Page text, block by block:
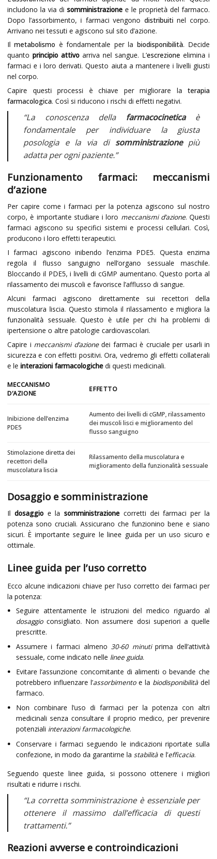
includono la via di somministrazione e le proprietà del farmaco.
Dopo l’assorbimento, i farmaci vengono distribuitinel corpo.
Arrivano nei tessuti e agiscono sul sito d’azione.
Ilmetabolismo è fondamentale per la biodisponibilità. Decide
quanto principio attivo arriva nel sangue. L’escrezione elimina i
farmaci e i loro derivati. Questo aiuta a mantenere i livelli giusti
nel corpo.
Capire questi processi è chiave per migliorare la terapia
farmacologica. Così si riducono i rischi di effetti negativi.
“La conoscenza della farmacocineticaè
fondamentale per individuare la giusta
posologia e la via di somministrazionepiù
adatta per ogni paziente.”
Funzionamento farmaci: meccanismi
d’azione
Per capire come i farmaci per la potenza agiscono sul nostro
corpo, è importante studiare i loro meccanismi d’azione. Questi
farmaci agiscono su specifici sistemi e processi cellulari. Così,
producono i loro effetti terapeutici.
I farmaci agiscono inibendo l’enzima PDE5. Questa enzima
regola il flusso sanguigno nell’organo sessuale maschile.
Bloccando il PDE5, i livelli di cGMP aumentano. Questo porta al
rilassamento dei muscoli e favorisce l’afflusso di sangue.
Alcuni farmaci agiscono direttamente sui recettori della
muscolatura liscia. Questo stimola il rilassamento e migliora la
funzionalità sessuale. Questo è utile per chi ha problemi di
ipertensione o altre patologie cardiovascolari.
Capire i meccanismi d’azionedei farmaci è cruciale per usarli in
sicurezza e con effetti positivi. Ora, vedremo gli effetti collaterali
e le interazioni farmacologiche di questi medicinali.
MECCANISMO
D’AZIONE
EFFETTO
Inibizione dell’enzima
PDE5
Aumento dei livelli di cGMP, rilassamento
dei muscoli lisci e miglioramento del
flusso sanguigno
Stimolazione diretta dei
recettori della
muscolatura liscia
Rilassamento della muscolatura e
miglioramento della funzionalità sessuale
Dosaggio e somministrazione
Il dosaggioe lasomministrazione corretti dei farmaci per la
potenza sono cruciali. Assicurano che funzionino bene e siano
sicuri. È importante seguire le linee guida per un uso sicuro e
ottimale.
Linee guida per l’uso corretto
Ecco alcune indicazioni chiave per l’uso corretto dei farmaci per
la potenza:
Seguire attentamente le istruzioni del medico riguardo al
dosaggioconsigliato. Non assumere dosi superiori a quelle
prescritte.
Assumere i farmaci almeno 30-60 minutiprima dell’attività
sessuale, come indicato nelle linee guida.
Evitare l’assunzione concomitante di alimenti o bevande che
potrebbero influenzare l’assorbimentoe la biodisponibilitàdel
farmaco.
Non combinare l’uso di farmaci per la potenza con altri
medicinali senza consultare il proprio medico, per prevenire
potenziali interazioni farmacologiche.
Conservare i farmaci seguendo le indicazioni riportate sulla
confezione, in modo da garantirne la stabilitàe l’efficacia.
Seguendo queste linee guida, si possono ottenere i migliori
risultati e ridurre i rischi.
“La corretta somministrazioneè essenziale per
ottenere il massimo dall’efficacia di questi
trattamenti.”
Reazioni avverse e controindicazioni